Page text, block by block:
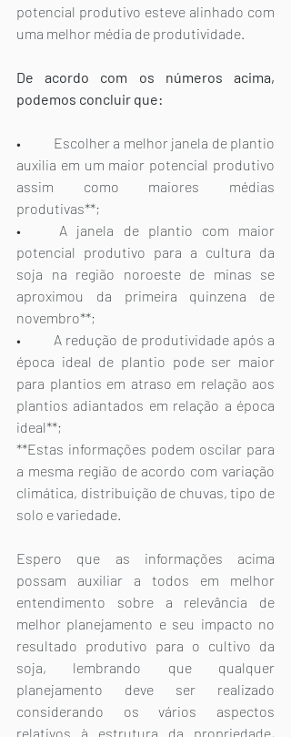
potencial produtivo esteve alinhado com
uma melhor média de produtividade.
De acordo com os números acima,
podemos concluir que:
•	Escolher a melhor janela de plantio
auxilia em um maior potencial produtivo
assim como maiores médias
produtivas**;
•	A janela de plantio com maior
potencial produtivo para a cultura da
soja na região noroeste de minas se
aproximou da primeira quinzena de
novembro**;
•	A redução de produtividade após a
época ideal de plantio pode ser maior
para plantios em atraso em relação aos
plantios adiantados em relação a época
ideal**;
**Estas informações podem oscilar para
a mesma região de acordo com variação
climática, distribuição de chuvas, tipo de
solo e variedade.
Espero que as informações acima
possam auxiliar a todos em melhor
entendimento sobre a relevância de
melhor planejamento e seu impacto no
resultado produtivo para o cultivo da
soja, lembrando que qualquer
planejamento deve ser realizado
considerando os vários aspectos
relativos à estrutura da propriedade,